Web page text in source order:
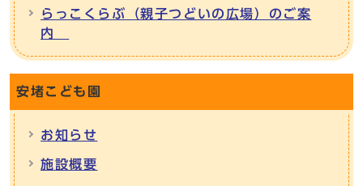
らっこくらぶ（親子つどいの広場）のご案
内
安堵こども園
お知らせ
施設概要